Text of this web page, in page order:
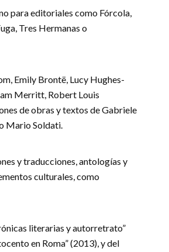
para editoriales como Fórcola,
Tres Hermanas o
Emily Brontë, Lucy Hughes-
Merritt, Robert Louis
de obras y textos de Gabriele
Mario Soldati.
y traducciones, antologías y
culturales, como
literarias y autorretrato”
en Roma” (2013), y del